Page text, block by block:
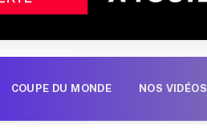
COUPE DU MONDE NOS VIDÉOS